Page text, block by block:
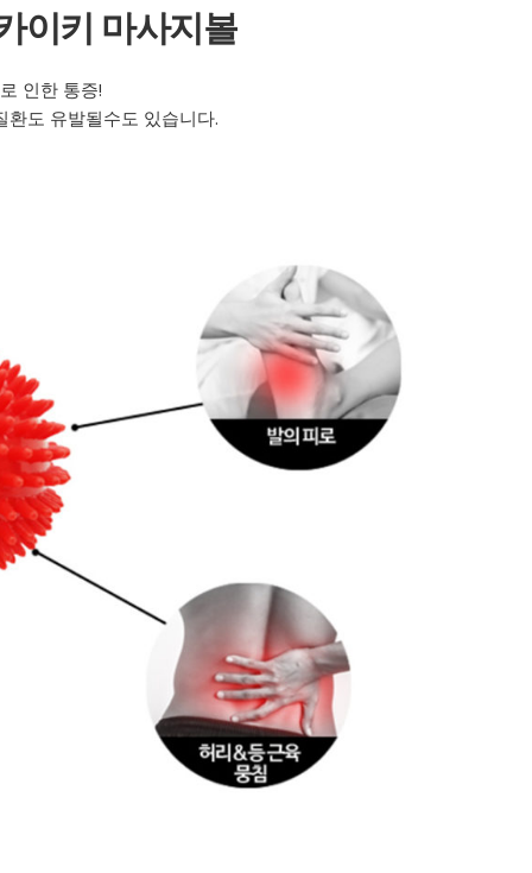
이키 마사지볼
인한 통증!
도 유발될수도 있습니다.